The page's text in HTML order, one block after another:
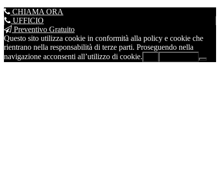
CHIAMA ORA
UFFICIO
Preventivo Gratuito
Questo sito utilizza cookie in conformità alla policy e cookie che
rientrano nella responsabilità di terze parti. Proseguendo nella
navigazione acconsenti all’utilizzo di cookie.